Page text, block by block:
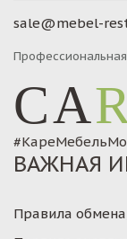
sale@mebel-
CA
ВАЖНАЯ
Правила